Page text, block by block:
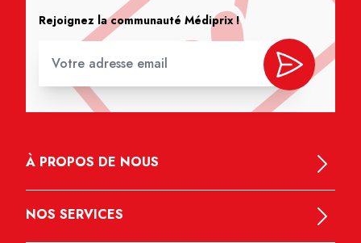
Rejoignez la communauté Médiprix !
À PROPOS DE NOUS
NOS SERVICES